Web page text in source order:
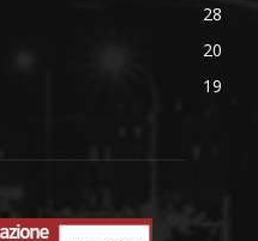
28
20
19